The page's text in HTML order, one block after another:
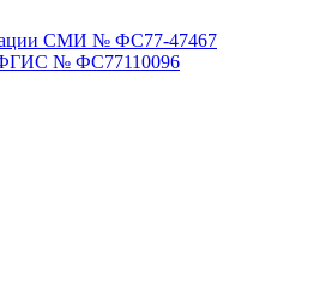
СМИ № ФС77-47467
ФГИС № ФС77110096